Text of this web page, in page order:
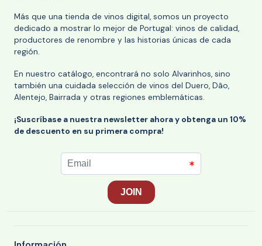
Más que una tienda de vinos digital, somos un proyecto
dedicado a mostrar lo mejor de Portugal: vinos de calidad,
productores de renombre y las historias únicas de cada
región.
En nuestro catálogo, encontrará no solo Alvarinhos, sino
también una cuidada selección de vinos del Duero, Dão,
Alentejo, Bairrada y otras regiones emblemáticas.
¡Suscríbase a nuestra newsletter ahora y obtenga un 10%
de descuento en su primera compra!